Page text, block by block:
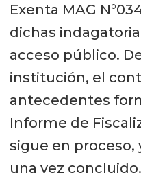
Exenta MAG
dichas
acceso público.
institución, el
antecedentes
Informe de
sigue en proceso,
una vez concluido.